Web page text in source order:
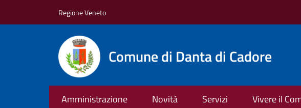
Regione Veneto
Comune di Danta di Cadore
Amministrazione Novità Servizi Vivere il